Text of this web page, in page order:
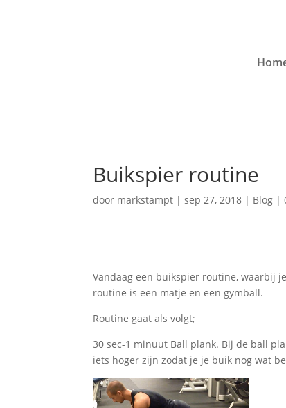
Buikspier routine
door markstampt |sep 27, 2018 | Blog |
Vandaag een buikspier routine, waarbij
routine is een matje en een gymball.
Routine gaat als volgt;
30 sec-1 minuut Ball plank. Bij de ball
iets hoger zijn zodat je je buik nog wat